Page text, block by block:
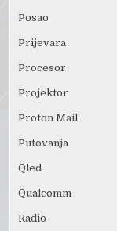
Posao
Prijevara
Procesor
Projektor
Proton Mail
Putovanja
Qled
Qualcomm
Radio